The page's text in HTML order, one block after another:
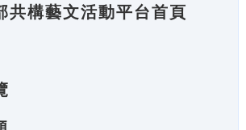
共構藝文活動平台首頁